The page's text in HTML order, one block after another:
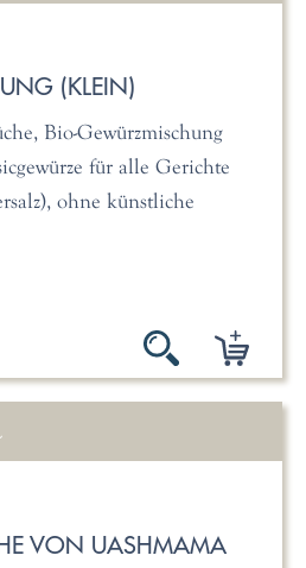
(KLEIN)
Bio-Gewürzmischung
für alle Gerichte
ohne künstliche
VON UASHMAMA